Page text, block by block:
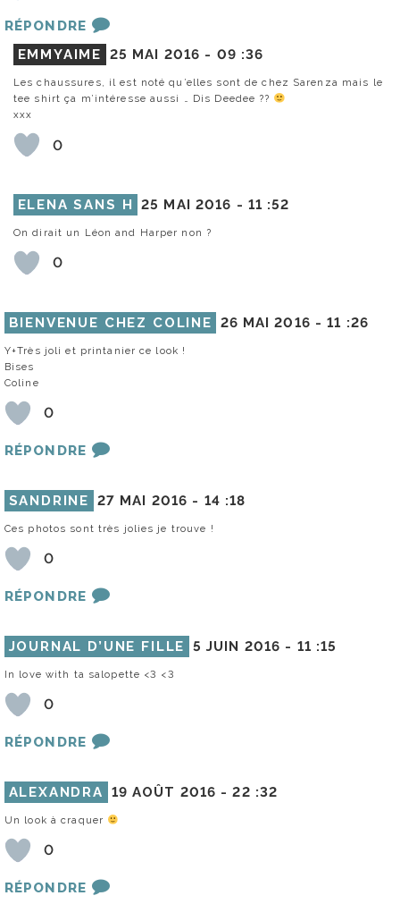
RÉPONDRE
EMMYAIME
25 MAI 2016 - 09 :36
Les chaussures, il est noté qu’elles sont de chez Sarenza mais le
tee shirt ça m’intéresse aussi … Dis Deedee ??
xxx
0
ELENA SANS H 25 MAI 2016 - 11 :52
On dirait un Léon and Harper non ?
0
BIENVENUE CHEZ COLINE 26 MAI 2016 -11 :26
Y+Très joli et printanier ce look !
Bises
Coline
0
RÉPONDRE
SANDRINE 27 MAI 2016 - 14 :18
Ces photos sont très jolies je trouve !
0
RÉPONDRE
JOURNAL D’UNE FILLE 5 JUIN 2016 - 11 :15
In love with ta salopette <3 <3
0
RÉPONDRE
ALEXANDRA 19 AOÛT 2016 -22 :32
Un look à craquer
0
RÉPONDRE